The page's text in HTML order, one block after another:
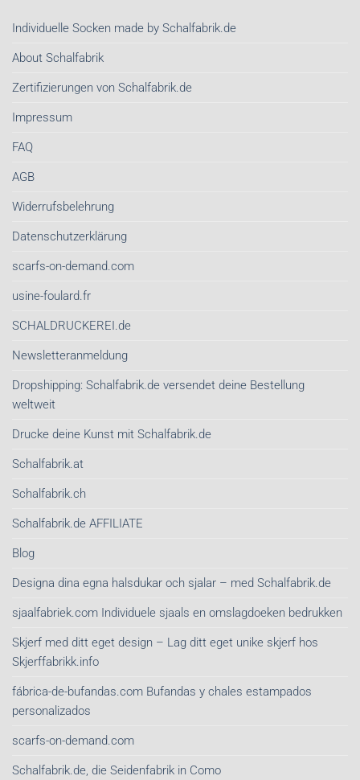
Individuelle Socken made by Schalfabrik.de
About Schalfabrik
Zertifizierungen von Schalfabrik.de
Impressum
FAQ
AGB
Widerrufsbelehrung
Datenschutzerklärung
scarfs-on-demand.com
usine-foulard.fr
SCHALDRUCKEREI.de
Newsletteranmeldung
Dropshipping: Schalfabrik.de versendet deine Bestellung
weltweit
Drucke deine Kunst mit Schalfabrik.de
Schalfabrik.at
Schalfabrik.ch
Schalfabrik.de AFFILIATE
Blog
Designa dina egna halsdukar och sjalar – med Schalfabrik.de
sjaalfabriek.com Individuele sjaals en omslagdoeken bedrukken
Skjerf med ditt eget design – Lag ditt eget unike skjerf hos
Skjerffabrikk.info
fábrica-de-bufandas.com Bufandas y chales estampados
personalizados
scarfs-on-demand.com
Schalfabrik.de, die Seidenfabrik in Como